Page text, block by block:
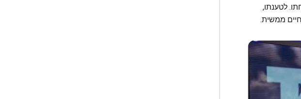
לטענתו,
ממשית.